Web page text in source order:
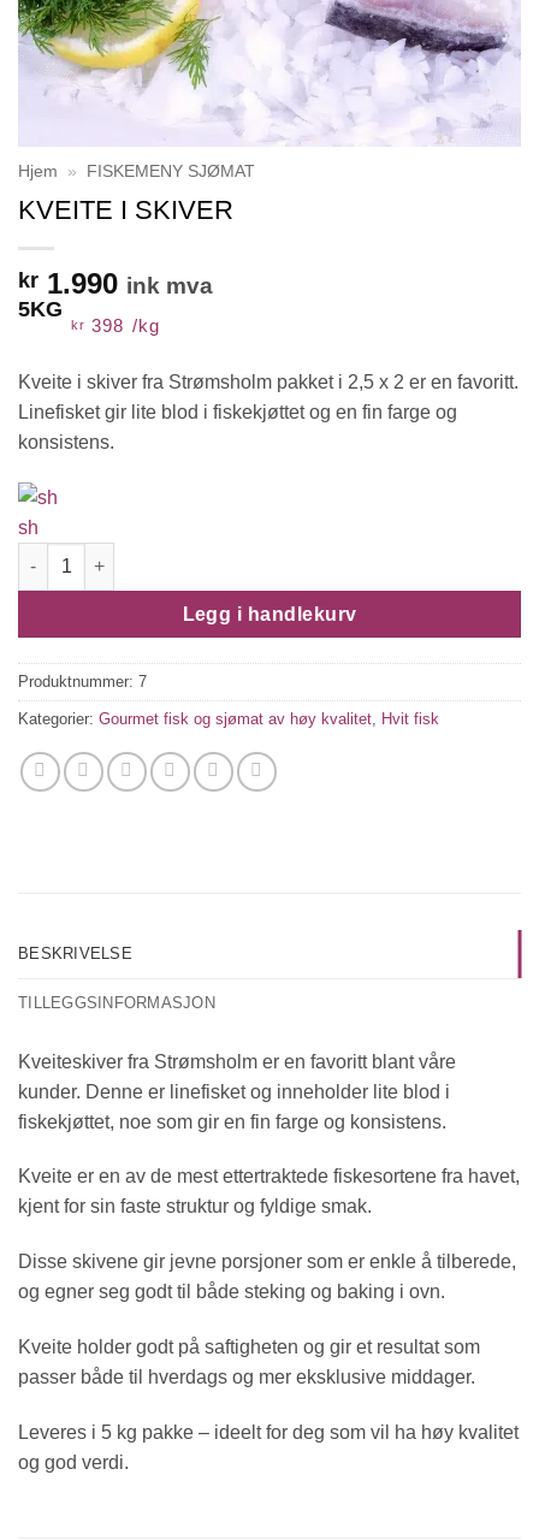
Hjem » FISKEMENY SJØMAT
KVEITE I SKIVER
kr 1.990 ink mva
5KG
kr 398 /kg
Kveite i skiver fra Strømsholm pakket i 2,5 x 2 er en favoritt.
Linefisket gir lite blod i fiskekjøttet og en fin farge og
konsistens.
sh
KVEITE I SKIVER antall
Legg i handlekurv
Produktnummer: 7
Kategorier: Gourmet fisk og sjømat av høy kvalitet Hvit fisk
BESKRIVELSE
TILLEGGSINFORMASJON
Kveiteskiver fra Strømsholm er en favoritt blant våre
kunder. Denne er linefisket og inneholder lite blod i
fiskekjøttet, noe som gir en fin farge og konsistens.
Kveite er en av de mest ettertraktede fiskesortene fra havet,
kjent for sin faste struktur og fyldige smak.
Disse skivene gir jevne porsjoner som er enkle å tilberede,
og egner seg godt til både steking og baking i ovn.
Kveite holder godt på saftigheten og gir et resultat som
passer både til hverdags og mer eksklusive middager.
Leveres i 5 kg pakke – ideelt for deg som vil ha høy kvalitet
og god verdi.